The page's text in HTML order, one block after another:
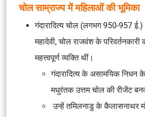
चोल साम्राज्य में महिलाओं की भूमिका
गंदारादित्य चोल (लगभग 950-957 ई.)
महादेवी, चोल राजवंश के
महत्त्वपूर्ण व्यक्ति थीं।
गंदारादित्य के असामयिक निधन
मधुरंतक उत्तम चोल की रीजेंट
उन्हें तमिलनाडु के कैलासनाथर